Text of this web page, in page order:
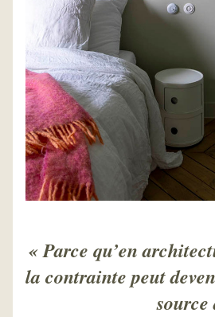
« Parce qu’en
la contrainte peut
source